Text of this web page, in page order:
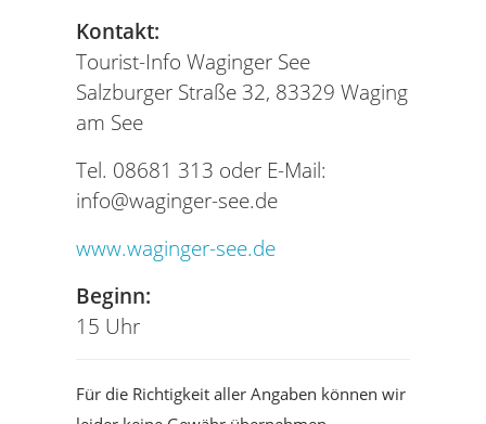
Kontakt:
Tourist-Info Waginger See
Salzburger Straße 32, 83329 Waging
am See
Tel. 08681 313 oder E-Mail:
info@waginger-see.de
www.waginger-see.de
Beginn:
15 Uhr
Für die Richtigkeit aller Angaben können wir